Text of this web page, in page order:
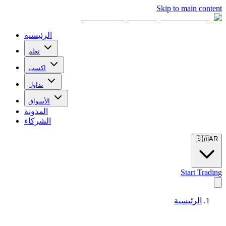
Skip to main content
الرئيسية
تعلم
اكسب
تداول
الأسواق
المدونة
الشركاء
🇸🇦AR
Start Trading
الرئيسية